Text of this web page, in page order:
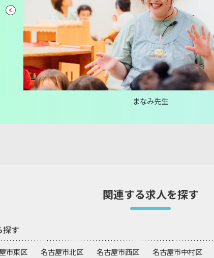
まなみ先生
関連する求人を探す
探す
市東区 名古屋市北区 名古屋市西区 名古屋市中村区